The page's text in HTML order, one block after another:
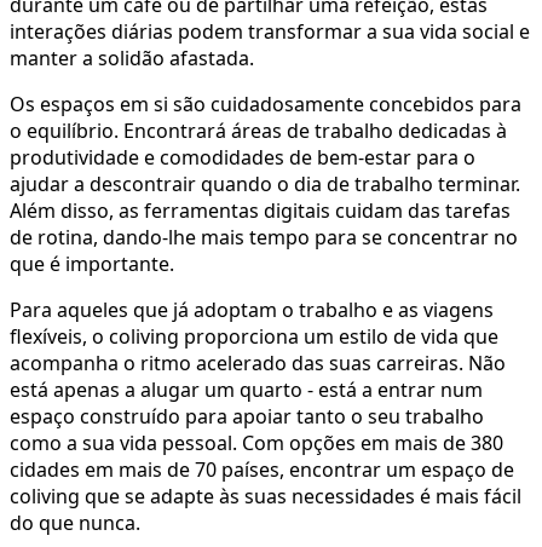
interações diárias podem transformar a sua vida social e
manter a solidão afastada.
Os espaços em si são cuidadosamente concebidos para
o equilíbrio. Encontrará áreas de trabalho dedicadas à
produtividade e comodidades de bem-estar para o
ajudar a descontrair quando o dia de trabalho terminar.
Além disso, as ferramentas digitais cuidam das tarefas
de rotina, dando-lhe mais tempo para se concentrar no
que é importante.
Para aqueles que já adoptam o trabalho e as viagens
flexíveis, o coliving proporciona um estilo de vida que
acompanha o ritmo acelerado das suas carreiras. Não
está apenas a alugar um quarto - está a entrar num
espaço construído para apoiar tanto o seu trabalho
como a sua vida pessoal. Com opções em mais de 380
cidades em mais de 70 países, encontrar um espaço de
coliving que se adapte às suas necessidades é mais fácil
do que nunca.